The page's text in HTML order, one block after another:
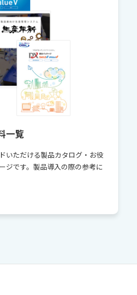
一覧
いただける製品カタログ・お役
ジです。製品導入の際の参考に